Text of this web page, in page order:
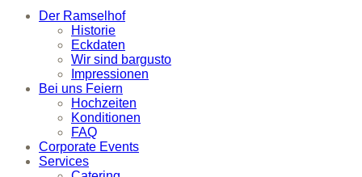
Der Ramselhof
Historie
Eckdaten
Wir sind bargusto
Impressionen
Bei uns Feiern
Hochzeiten
Konditionen
FAQ
Corporate Events
Services